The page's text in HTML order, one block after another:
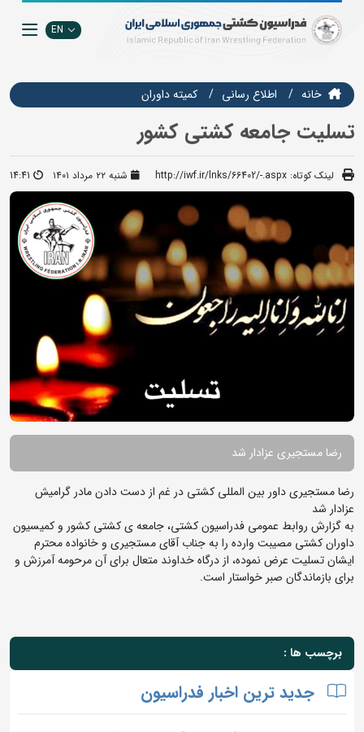
EN
خانه اطلاع رسانی کمیته داوران
تسلیت جامعه کشتی کشور
لینک کوتاه: http://iwf.ir/lnks/66402/-.aspx شنبه ۲۲ مرداد ۱۴۰۱ 14:41
رضا مستجیری عزادار شد
رضا مستجیری داور بین المللی کشتی در غم از دست دادن مادر گرامیش
عزادار شد
به گزارش روابط عمومی فدراسیون کشتی، جامعه ی کشتی کشور و کمیسیون
داوران کشتی مصیبت وارده را به جناب آقای مستجیری و خانواده محترم
ایشان تسلیت عرض نموده، از درگاه خداوند متعال برای آن مرحومه آمرزش و
برای بازماندگان صبر خواستار است.
برچسب ها :
جدید ترین اخبار فدراسیون